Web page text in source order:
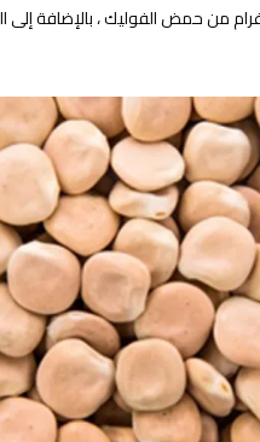
فقط من الترمس توفر 360 ميكروغرام من حمض